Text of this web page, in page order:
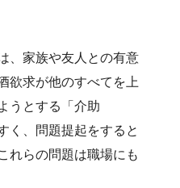
、家族や友人との有意
欲求が他のすべてを上
うとする「介助
く、問題提起をすると
れらの問題は職場にも